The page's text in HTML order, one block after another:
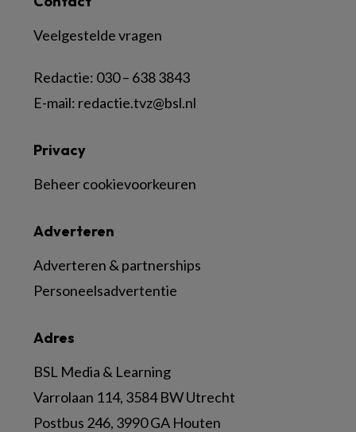
Veelgestelde vragen
Redactie: 030 – 638 3843
E-mail: redactie.tvz@bsl.nl
Adres
BSL Media & Learning
Varrolaan 114, 3584 BW Utrecht
Postbus 246, 3990 GA Houten
Adverteren
Adverteren & partnerships
Personeelsadvertentie
Privacy
Beheer cookievoorkeuren